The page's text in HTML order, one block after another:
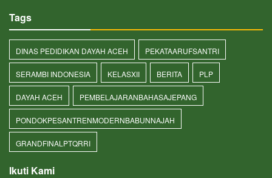
Tags
DINAS PEDIDIKAN DAYAH ACEH PEKATAARUFSANTRI
SERAMBI INDONESIA KELASXII BERITA PLP
DAYAH ACEH PEMBELAJARANBAHASAJEPANG
PONDOKPESANTRENMODERNBABUNNAJAH
GRANDFINALPTQRRI
Ikuti Kami